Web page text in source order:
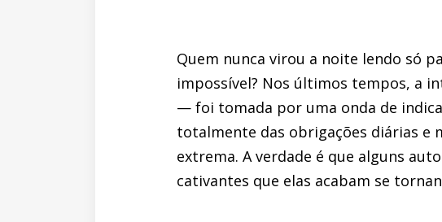
Quem nunca virou a noite lendo só
impossível? Nos últimos tempos, a
— foi tomada por uma onda de
totalmente das obrigações diárias e
extrema. A verdade é que alguns
cativantes que elas acabam se